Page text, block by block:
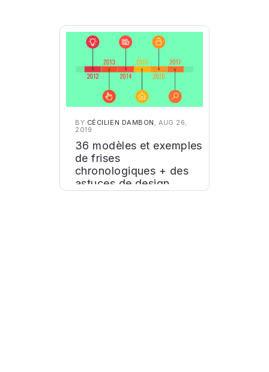
BY CÉCILIEN DAMBON , AUG 26,
2019
36 modèles et exemples
de frises
chronologiques + des
astuces de design